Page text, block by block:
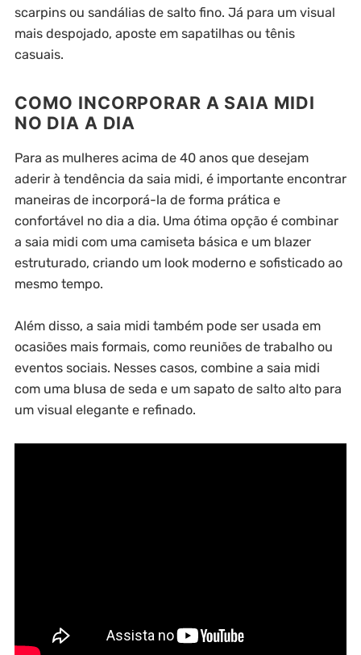
scarpins ou sandálias de salto fino. Já para um visual
mais despojado, aposte em sapatilhas ou tênis
casuais.
COMO INCORPORAR A SAIA MIDI
NO DIA A DIA
Para as mulheres acima de 40 anos que desejam
aderir à tendência da saia midi, é importante encontrar
maneiras de incorporá-la de forma prática e
confortável no dia a dia. Uma ótima opção é combinar
a saia midi com uma camiseta básica e um blazer
estruturado, criando um look moderno e sofisticado ao
mesmo tempo.
Além disso, a saia midi também pode ser usada em
ocasiões mais formais, como reuniões de trabalho ou
eventos sociais. Nesses casos, combine a saia midi
com uma blusa de seda e um sapato de salto alto para
um visual elegante e refinado.